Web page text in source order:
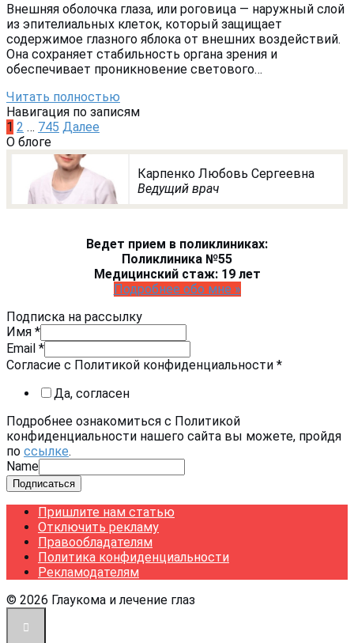
Внешняя оболочка глаза, или роговица — наружный слой
из эпителиальных клеток, который защищает
содержимое глазного яблока от внешних воздействий.
Она сохраняет стабильность органа зрения и
обеспечивает проникновение светового…
Читать полностью
Навигация по записям
1 2 … 745 Далее
О блоге
Карпенко Любовь Сергеевна
Ведущий врач
Ведет прием в поликлиниках:
Поликлиника №55
Медицинский стаж: 19 лет
Подробнее обо мне »
Подписка на рассылку
Имя *
Email *
Согласие с Политикой конфиденциальности *
Да, согласен
Подробнее ознакомиться с Политикой
конфиденциальности нашего сайта вы можете, пройдя
по ссылке.
Name
Подписаться
Пришлите нам статью
Отключить рекламу
Правообладателям
Политика конфиденциальности
Рекламодателям
© 2026 Глаукома и лечение глаз